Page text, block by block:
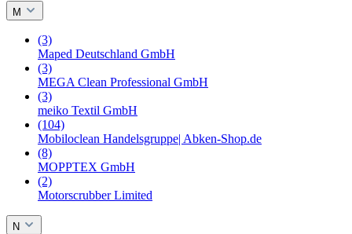
M
(3)
Maped Deutschland GmbH
(3)
MEGA Clean Professional GmbH
(3)
meiko Textil GmbH
(104)
Mobiloclean Handelsgruppe| Abken-Shop.de
(8)
MOPPTEX GmbH
(2)
Motorscrubber Limited
N